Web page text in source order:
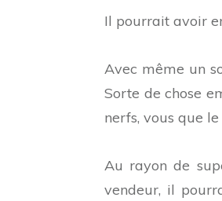
Il pourrait avoir
Avec même un
Sorte de chose
nerfs, vous que
Au rayon de
vendeur, il